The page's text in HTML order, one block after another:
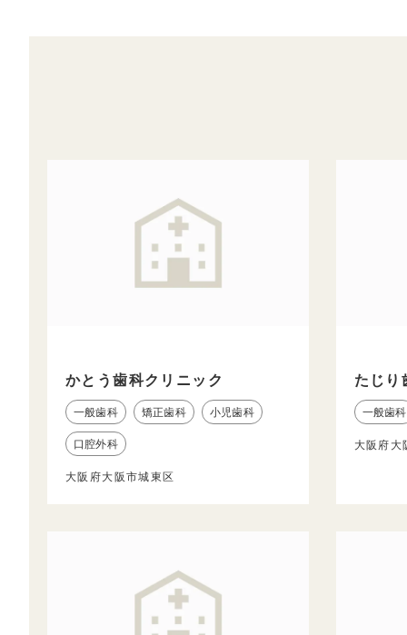
かとう歯科クリニック
一般歯科 矯正歯科 小児歯科
口腔外科
大阪府大阪市城東区
たじり
一般歯科
大阪府大